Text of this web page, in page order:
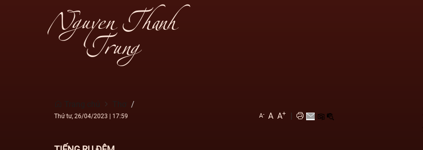
Nguyen Thanh
Trung
Thứ tư, 26/04/2023 17:59 A- A A+ |